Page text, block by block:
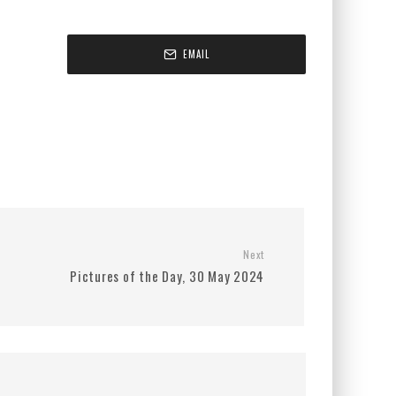
EMAIL
Next
Pictures of the Day, 30 May 2024